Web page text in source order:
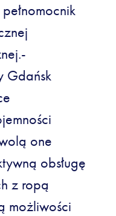
Gdańsk
one
obsługę
z ropą
możliwości